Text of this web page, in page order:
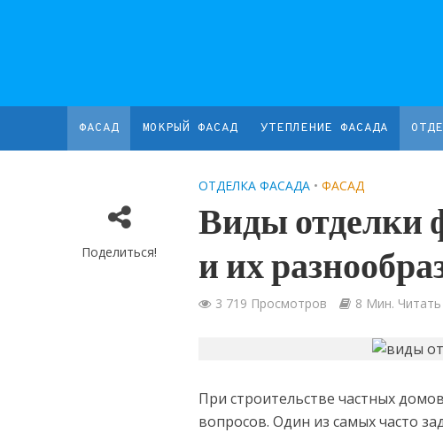
ФАСАД МОКРЫЙ ФАСАД УТЕПЛЕНИЕ ФАСАДА
Поделиться!
ОТДЕЛКА ФАСАДА • ФАСАД
Виды отделки
и их
3 719 Просмотров 8 Мин. Читать
При строительстве частных
вопросов. Один из самых часто